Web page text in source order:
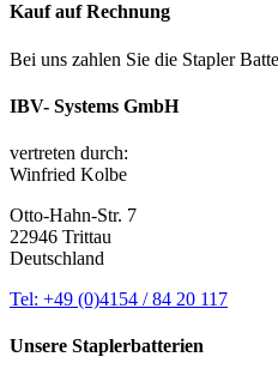
Kauf auf Rechnung
Bei uns zahlen Sie die Stapler
IBV- Systems GmbH
vertreten durch:
Winfried Kolbe
Otto-Hahn-Str. 7
22946 Trittau
Deutschland
Tel: +49 (0)4154 / 84 20 117
Unsere Staplerbatterien